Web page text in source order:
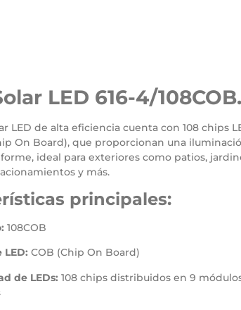
LED 616-4/108COB.
LED de alta eficiencia cuenta con 108 chips
On Board), que proporcionan una
ideal para exteriores como patios,
y más.
principales:
108COB
LED: COB (Chip On Board)
de LEDs: 108 chips distribuidos en 9